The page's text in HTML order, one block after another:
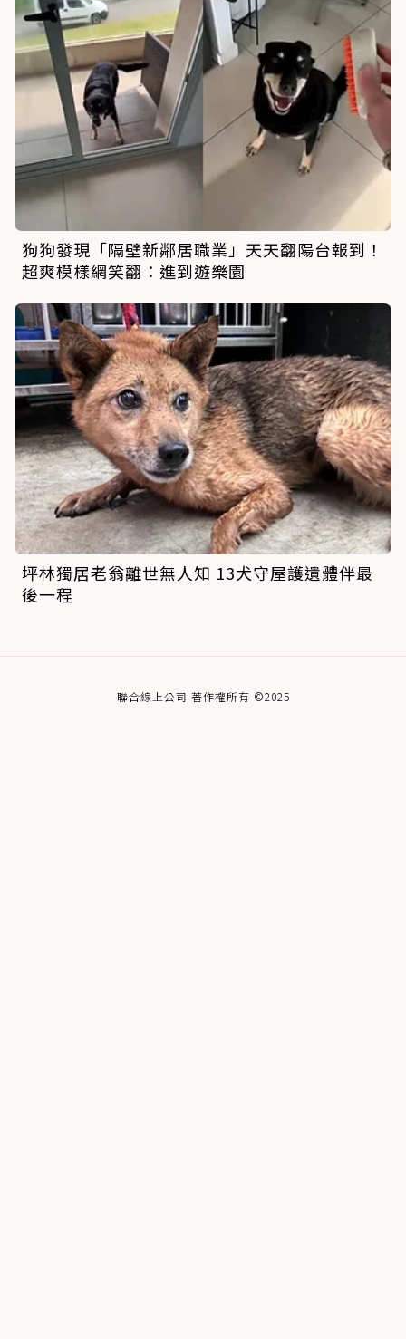
狗狗發現「隔壁新鄰居職業」天天翻陽台報到！
超爽模樣網笑翻：進到遊樂園
坪林獨居老翁離世無人知 13犬守屋護遺體伴最
後一程
聯合線上公司 著作權所有 ©2025